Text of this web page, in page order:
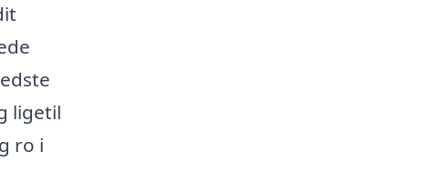
ligetil
ro i